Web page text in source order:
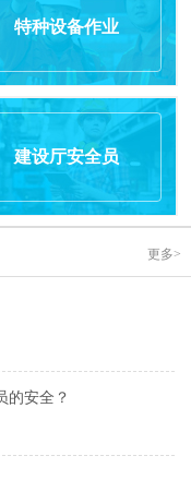
特种设备作业
建设厅安全员
更多>
的安全？